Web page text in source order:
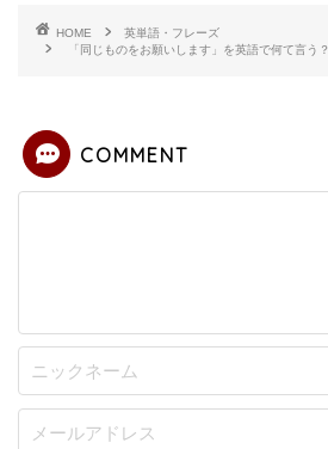
HOME
英単語・フレーズ
「同じものをお願いします」を英語で何て言う？
COMMENT